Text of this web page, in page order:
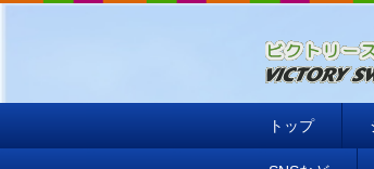
ビクトリース
トップ